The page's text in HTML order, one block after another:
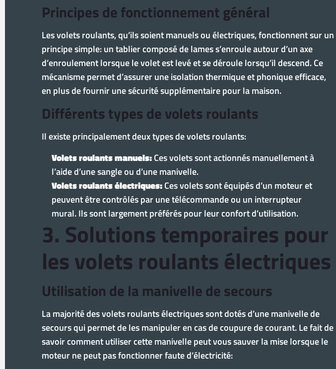
Principes de fonctionnement général
Les volets roulants, qu’ils soient manuels ou électriques, fonctionnent sur un
principe simple: un tablier composé de lames s’enroule autour d’un axe
d’enroulement lorsque le volet est levé et se déroule lorsqu’il descend. Ce
mécanisme permet d’assurer une isolation thermique et phonique efficace,
en plus de fournir une sécurité supplémentaire pour la maison.
Différents types de volets roulants
Il existe principalement deux types de volets roulants:
Volets roulants manuels:Ces volets sont actionnés manuellement à
l’aide d’une sangle ou d’une manivelle.
Volets roulants électriques:Ces volets sont équipés d’un moteur et
peuvent être contrôlés par une télécommande ou un interrupteur
mural. Ils sont largement préférés pour leur confort d’utilisation.
3. Solutions temporaires pour
les volets roulants électriques
Utilisation de la manivelle de secours
La majorité des volets roulants électriques sont dotés d’une manivelle de
secours qui permet de les manipuler en cas de coupure de courant. Le fait de
savoir comment utiliser cette manivelle peut vous sauver la mise lorsque le
moteur ne peut pas fonctionner faute d’électricité: